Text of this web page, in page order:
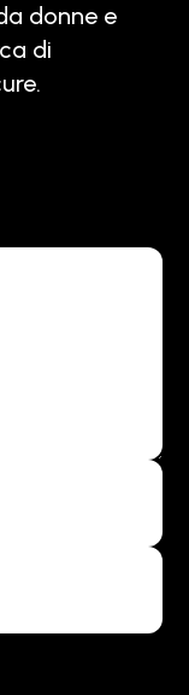
donne e
di